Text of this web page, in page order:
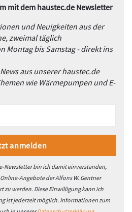
mit dem haustec.de Newsletter
und Neuigkeiten aus der
zweimal täglich
Montag bis Samstag - direkt ins
aus unserer haustec.de
wie Wärmepumpen und E-
Newsletter bin ich damit einverstanden,
Angebote der Alfons W. Gentner
zu werden. Diese Einwilligung kann ich
ist jederzeit möglich. Informationen zum